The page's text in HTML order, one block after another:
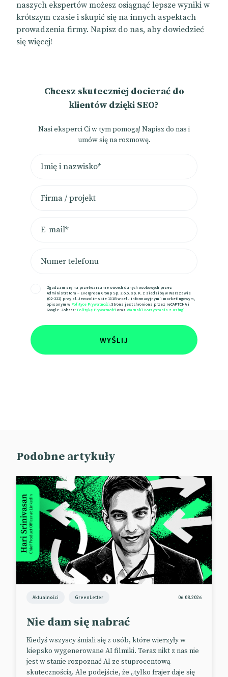
naszych ekspertów możesz osiągnąć lepsze wyniki w
krótszym czasie i skupić się na innych aspektach
prowadzenia firmy. Napisz do nas, aby dowiedzieć
się więcej!
Chcesz skuteczniej docierać do
klientów dzięki SEO?
Nasi eksperci Ci w tym pomogą! Napisz do nas i
umów się na rozmowę.
Zgadzam się na przetwarzanie swoich danych osobowych przez
Administratora – Evergreen Group Sp. Z o.o. sp. K. z siedzibą w Warszawie
(02-222) przy al. Jerozolimskie 181B w celu informacyjnym i marketingowym,
opisanym w Polityce Prywatności.Strona jest chroniona przez reCAPTCHA i
Google. Zobacz: Politykę Prywatności oraz Warunki Korzystania z usługi.
WYŚLIJ
Podobne artykuły
Aktualności GreenLetter 06.08.2026
Nie dam się nabrać
Kiedyś wszyscy śmiali się z osób, które wierzyły w
kiepsko wygenerowane AI filmiki. Teraz nikt z nas nie
jest w stanie rozpoznać AI ze stuprocentową
skutecznością. Ale podejście, że „tylko frajer daje się